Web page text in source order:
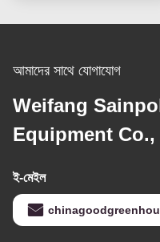
আমাদের সাথে যোগাযোগ
Weifang
Equipment Co.,
ই-মেইল